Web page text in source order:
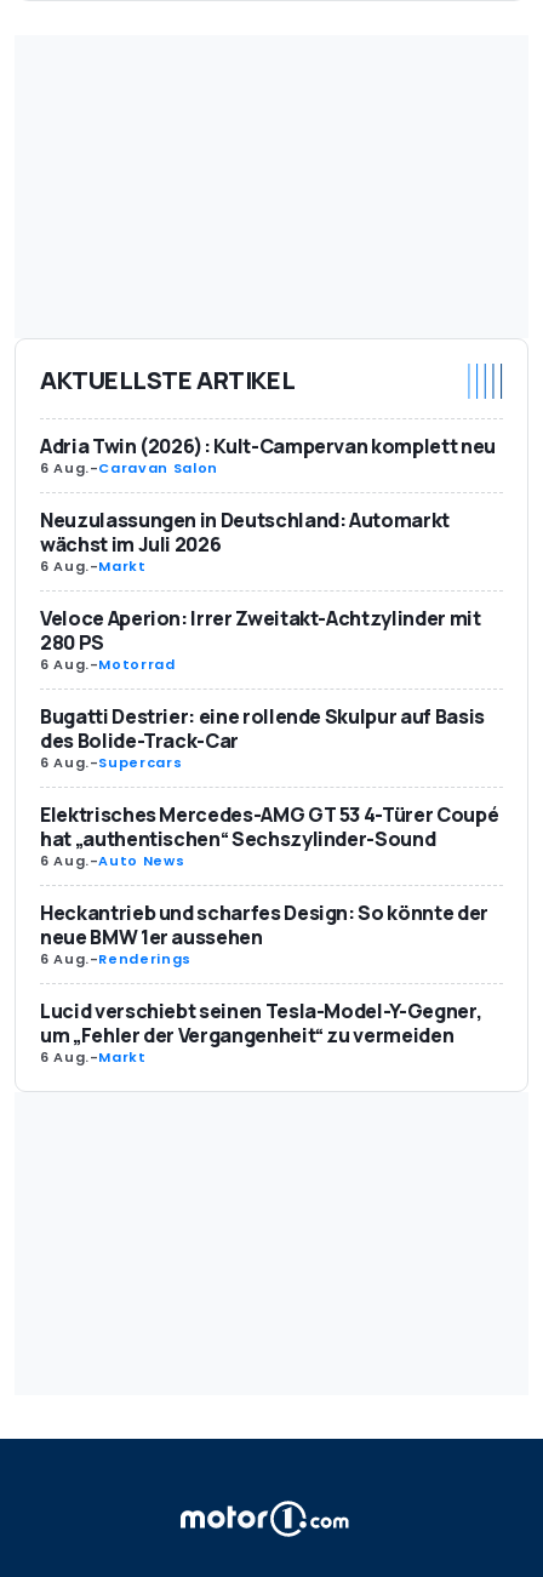
AKTUELLSTE ARTIKEL
Adria Twin (2026): Kult-Campervan komplett neu
6 Aug.-Caravan Salon
Neuzulassungen in Deutschland: Automarkt
wächst im Juli 2026
6 Aug.-Markt
Veloce Aperion: Irrer Zweitakt-Achtzylinder mit
280 PS
6 Aug.-Motorrad
Bugatti Destrier: eine rollende Skulpur auf Basis
des Bolide-Track-Car
6 Aug.-Supercars
Elektrisches Mercedes-AMG GT 53 4-Türer Coupé
hat „authentischen“ Sechszylinder-Sound
6 Aug.-Auto News
Heckantrieb und scharfes Design: So könnte der
neue BMW 1er aussehen
6 Aug.-Renderings
Lucid verschiebt seinen Tesla-Model-Y-Gegner,
um „Fehler der Vergangenheit“ zu vermeiden
6 Aug.-Markt